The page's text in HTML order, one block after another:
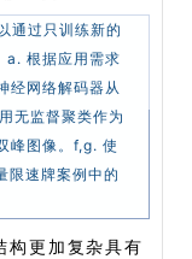
通过只训练新的
a. 根据应用需求
经网络解码器从
无监督聚类作为
峰图像。f,g. 使
限速牌案例中的
更加复杂具有